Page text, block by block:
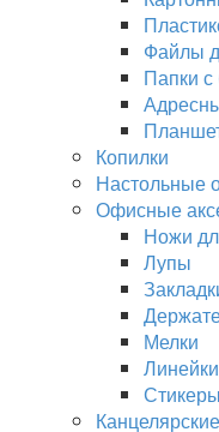
Файлы
Папки с
Копилки
Настольные
Офисные
Ножи
Лупы
Мелки
Линейки
Стикеры